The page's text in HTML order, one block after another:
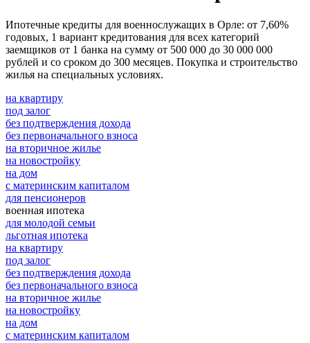
Ипотечные кредиты для военнослужащих в Орле: от 7,60%
годовых, 1 вариант кредитования для всех категорий
заемщиков от 1 банка на сумму от 500 000 до 30 000 000
рублей и со сроком до 300 месяцев. Покупка и строительство
жилья на специальных условиях.
на квартиру
под залог
без подтверждения дохода
без первоначального взноса
на вторичное жилье
на новостройку
на дом
с материнским капиталом
для пенсионеров
военная ипотека
для молодой семьи
льготная ипотека
на квартиру
под залог
без подтверждения дохода
без первоначального взноса
на вторичное жилье
на новостройку
на дом
с материнским капиталом